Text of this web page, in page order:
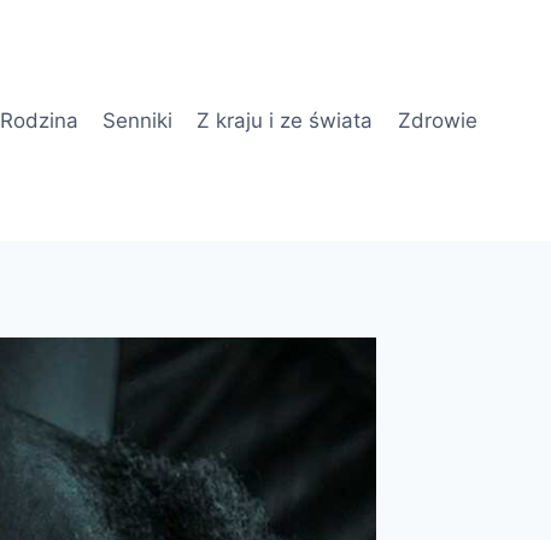
Rodzina Senniki Z kraju i ze świata Zdrowie